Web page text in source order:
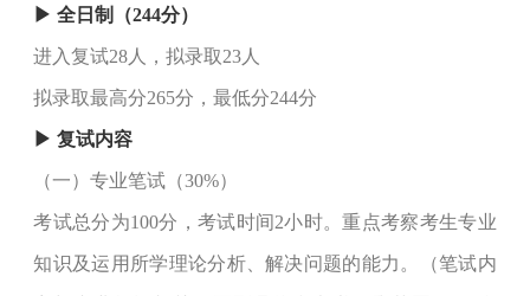
▶ 全日制（244分）
进入复试28人，拟录取23人
拟录取最高分265分，最低分244分
▶ 复试内容
（一）专业笔试（30%）
考试总分为100分，考试时间2小时。重点考察考生专业
知识及运用所学理论分析、解决问题的能力。（笔试内